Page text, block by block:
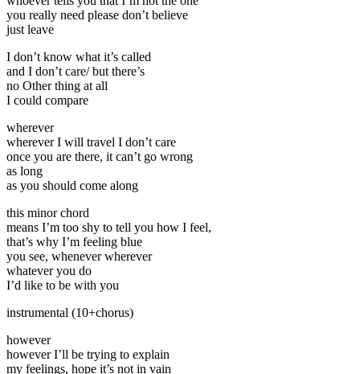
you really need please don’t believe
just leave
I don’t know what it’s called
and I don’t care/ but there’s
no Other thing at all
I could compare
wherever
wherever I will travel I don’t care
once you are there, it can’t go wrong
as long
as you should come along
this minor chord
means I’m too shy to tell you how I feel,
that’s why I’m feeling blue
you see, whenever wherever
whatever you do
I’d like to be with you
instrumental (10+chorus)
however
however I’ll be trying to explain
my feelings, hope it’s not in vain